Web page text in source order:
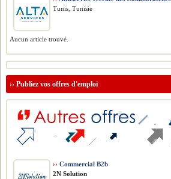
Tunis, Tunisie
Aucun article trouvé.
››Publiez vos offres d'emploi
›› Commercial B2b
2N Solution